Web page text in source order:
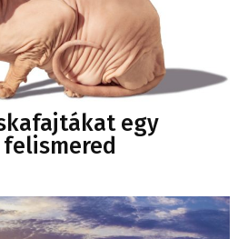
egy